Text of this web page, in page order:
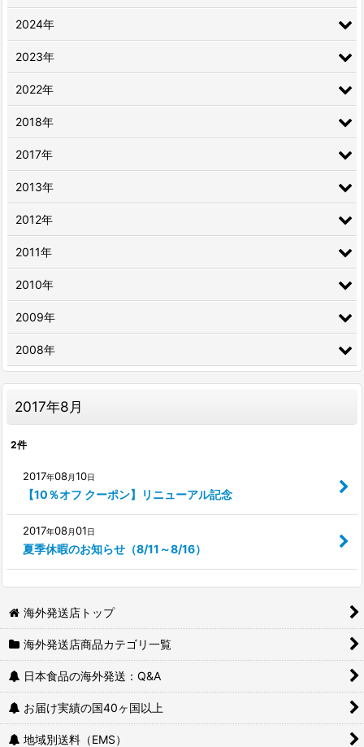
2017年8月
2件
2017年08月10日
【10％オフ クーポン】リニューアル記念
2017年08月01日
夏季休暇のお知らせ（8/11～8/16）
2024年
2023年
2022年
2018年
2017年
2013年
2012年
2011年
2010年
2009年
2008年
海外発送店トップ
海外発送店商品カテゴリ一覧
日本食品の海外発送：Q&A
お届け実績の国40ヶ国以上
地域別送料（EMS）